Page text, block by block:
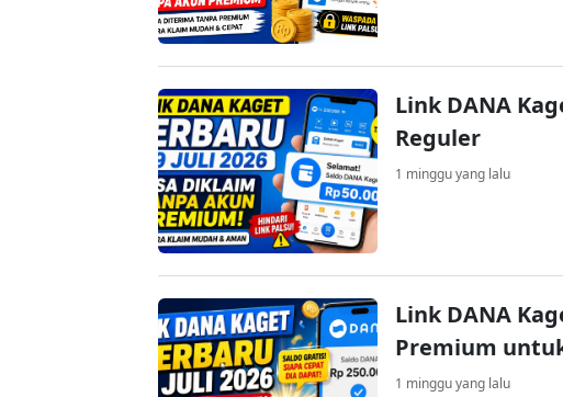
Link DANA
Reguler
1 minggu yang lalu
Link DANA
Premium
1 minggu yang lalu